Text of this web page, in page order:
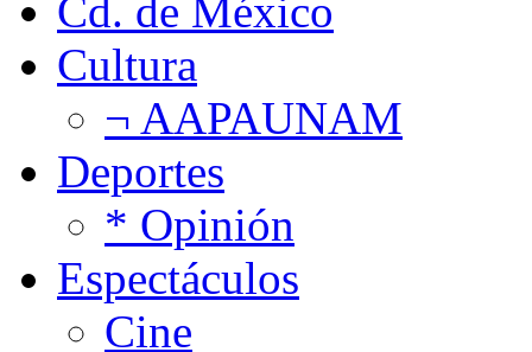
Cd. de México
Cultura
¬ AAPAUNAM
Deportes
* Opinión
Espectáculos
Cine